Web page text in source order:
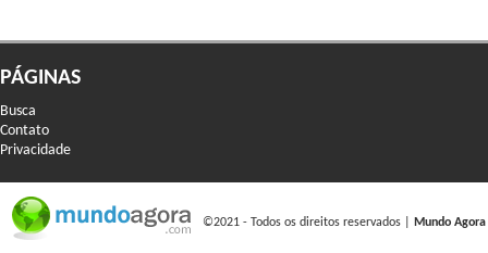
PÁGINAS
Busca
Contato
Privacidade
©2021 - Todos os direitos reservados | Mundo Agora